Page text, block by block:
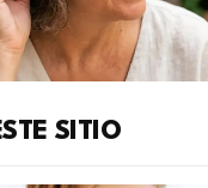
SITIO